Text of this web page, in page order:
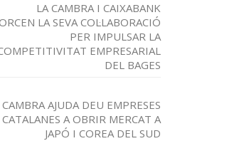
LA CAMBRA I CAIXABANK
LA SEVA COL·LABORACIÓ
PER IMPULSAR LA
EMPRESARIAL
DEL BAGES
CAMBRA AJUDA DEU EMPRESES
CATALANES A OBRIR MERCAT A
JAPÓ I COREA DEL SUD